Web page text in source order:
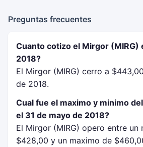
Preguntas frecuentes
Cuanto cotizo el Mirgor (MIRG)
2018?
El Mirgor (MIRG) cerro a
de 2018.
Cual fue el maximo y minimo
el 31 de mayo de 2018?
El Mirgor (MIRG) opero entre un
$428,00 y un maximo de